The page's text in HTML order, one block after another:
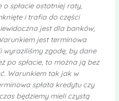
spłacie ostatniej raty,
i trafia do części
jest dla banków,
jest terminowa
wyraziliśmy zgodę, by dane
po spłacie, to można ją bez
Warunkiem tak jak w
spłata kredytu czy
będziemy mieli czystą